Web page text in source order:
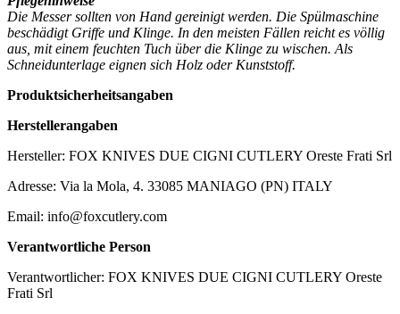
Die Messer sollten von Hand gereinigt werden. Die Spülmaschine
beschädigt Griffe und Klinge. In den meisten Fällen reicht es völlig
aus, mit einem feuchten Tuch über die Klinge zu wischen. Als
Schneidunterlage eignen sich Holz oder Kunststoff.
Produktsicherheitsangaben
Herstellerangaben
Hersteller: FOX KNIVES DUE CIGNI CUTLERY Oreste Frati Srl
Adresse: Via la Mola, 4. 33085 MANIAGO (PN) ITALY
Email: info@foxcutlery.com
Verantwortliche Person
Verantwortlicher: FOX KNIVES DUE CIGNI CUTLERY Oreste
Frati Srl